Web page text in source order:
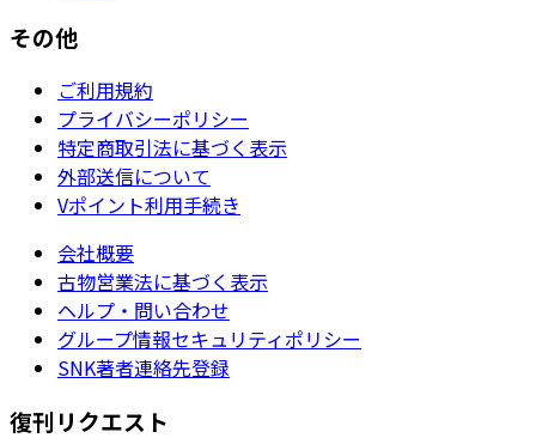
その他
ご利用規約
プライバシーポリシー
特定商取引法に基づく表示
外部送信について
Vポイント利用手続き
会社概要
古物営業法に基づく表示
ヘルプ・問い合わせ
グループ情報セキュリティポリシー
SNK著者連絡先登録
復刊リクエスト